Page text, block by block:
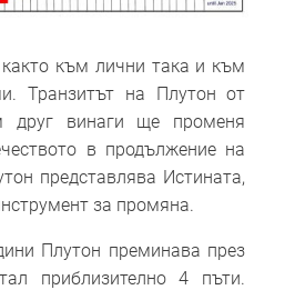
към лични така и към
Транзитът на Плутон от
друг винаги ще променя
в продължение на
представлява Истината,
за промяна.
Плутон преминава през
приблизително 4 пъти.